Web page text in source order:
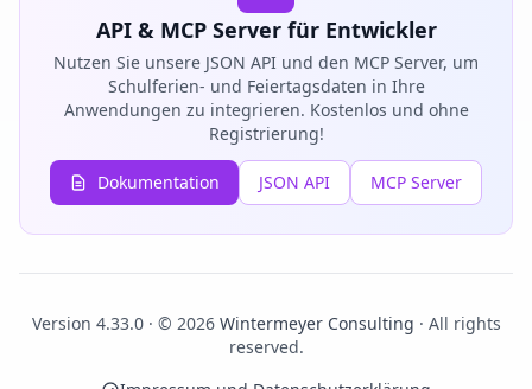
API & MCP Server für Entwickler
Nutzen Sie unsere JSON API und den MCP Server, um
Schulferien- und Feiertagsdaten in Ihre
Anwendungen zu integrieren. Kostenlos und ohne
Registrierung!
Dokumentation JSON API MCP Server
Version 4.33.0 · © 2026 Wintermeyer Consulting · All rights
reserved.